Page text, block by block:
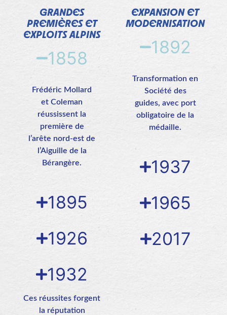
GRANDES
PREMIÈRES ET
EXPLOITS ALPINS
1858
Frédéric Mollard
et Coleman
réussissent la
première de
l’arête nord-est de
l’Aiguille de la
Bérangère.
1895
1926
1932
Ces réussites forgent
la réputation
EXPANSION ET
MODERNISATION
1892
Transformation en
Société des
guides, avec port
obligatoire de la
médaille.
1937
1965
2017